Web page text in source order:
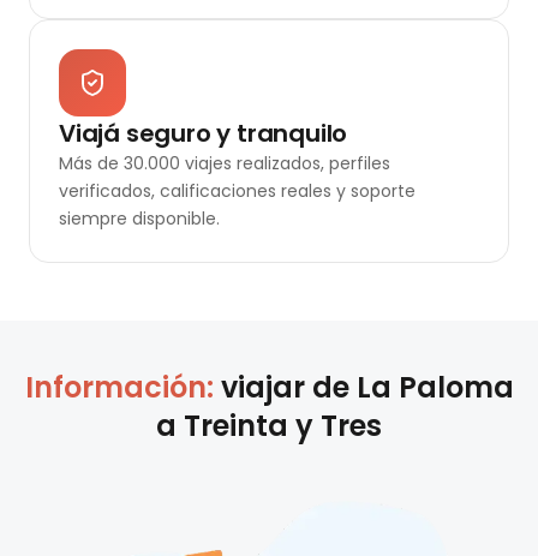
Viajá seguro y tranquilo
Más de 30.000 viajes realizados, perfiles
verificados, calificaciones reales y soporte
siempre disponible.
Información: viajar de La Paloma
a Treinta y Tres